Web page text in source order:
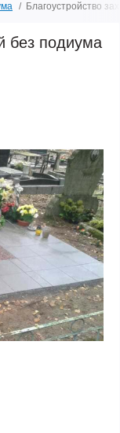
Благоустройство
без подиума